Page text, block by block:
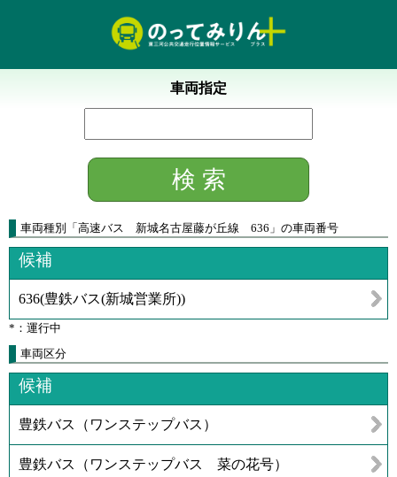
車両指定
車両種別 「 高速バス 新城名古屋藤が丘線 636 」 の車両番号
候補
636(豊鉄バス(新城営業所))
*：運行中
車両区分
候補
豊鉄バス（ワンステップバス）
豊鉄バス（ワンステップバス 菜の花号）